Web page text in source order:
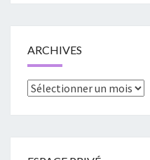
ARCHIVES
Archives